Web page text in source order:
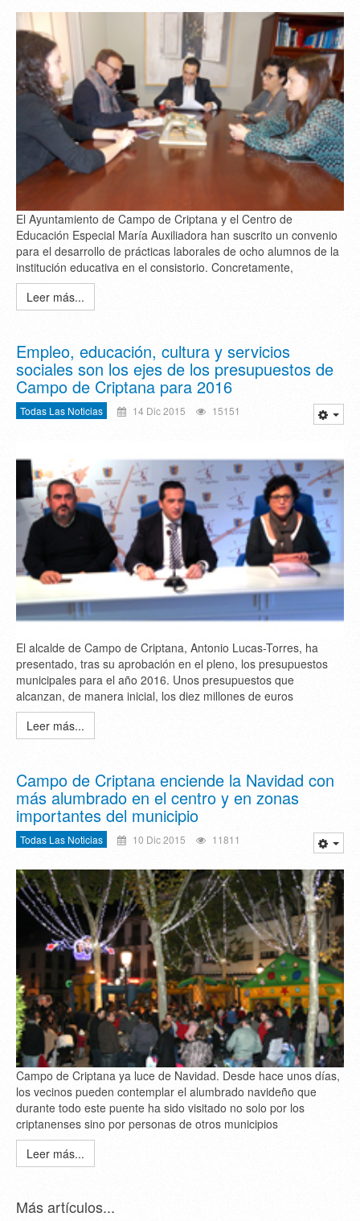
El Ayuntamiento de Campo de Criptana y el Centro de
Educación Especial María Auxiliadora han suscrito un convenio
para el desarrollo de prácticas laborales de ocho alumnos de la
institución educativa en el consistorio. Concretamente,
Leer más...
Empleo, educación, cultura y servicios
sociales son los ejes de los presupuestos de
Campo de Criptana para 2016
Todas Las Noticias 14 Dic 2015 15151
El alcalde de Campo de Criptana, Antonio Lucas-Torres, ha
presentado, tras su aprobación en el pleno, los presupuestos
municipales para el año 2016. Unos presupuestos que
alcanzan, de manera inicial, los diez millones de euros
Leer más...
Campo de Criptana enciende la Navidad con
más alumbrado en el centro y en zonas
importantes del municipio
Todas Las Noticias 10 Dic 2015 11811
Campo de Criptana ya luce de Navidad. Desde hace unos días,
los vecinos pueden contemplar el alumbrado navideño que
durante todo este puente ha sido visitado no solo por los
criptanenses sino por personas de otros municipios
Leer más...
Más artículos...